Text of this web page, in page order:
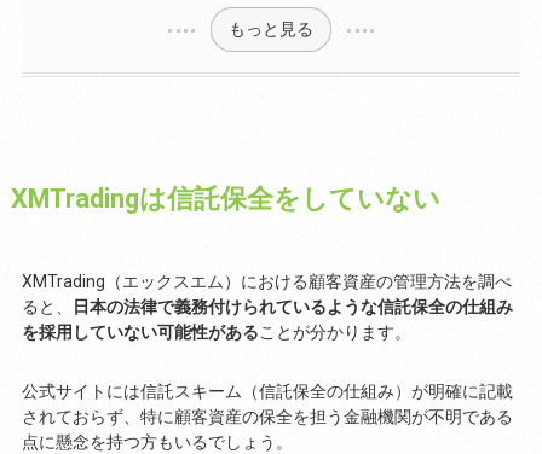
もっと見る
XMTradingは信託保全をしていない
XMTrading（エックスエム）における顧客資産の管理方法を調べ
ると、
日本の法律で義務付けられているような信託保全の仕組み
を採用していない可能性があることが分かります。
公式サイトには信託スキーム（信託保全の仕組み）が明確に記載
されておらず、特に顧客資産の保全を担う金融機関が不明である
点に懸念を持つ方もいるでしょう。